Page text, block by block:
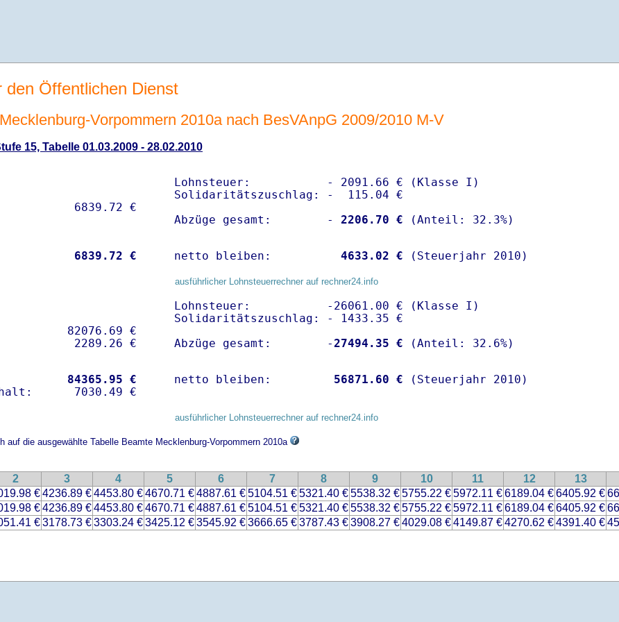
den Öffentlichen Dienst
Vorpommern 2010a nach BesVAnpG 2009/2010 M-V
15, Tabelle 01.03.2009 - 28.02.2010
Lohnsteuer:           - 2091.66 € (Klasse I)
Solidaritätszuschlag: -  115.04 €
Abzüge gesamt:        -
2206.70 €
6839.72 € netto bleiben: 4633.02 € (Steuerjahr 2010)
ausführlicher Lohnsteuerrechner auf rechner24.info
82076.69 €
Lohnsteuer:           -26061.00 € (Klasse I)
Solidaritätszuschlag: - 1433.35 €
Abzüge gesamt:        -27494.35 €
84365.95 €
netto bleiben: 56871.60 € (Steuerjahr 2010)
ausführlicher Lohnsteuerrechner auf rechner24.info
auf die ausgewählte Tabelle Beamte Mecklenburg-Vorpommern 2010a
2 3 4 5 6 7 8 9 10 11 12
13
€4236.89 €4453.80 €4670.71 €4887.61 €5104.51 €5321.40 €5538.32 €5755.22 €5972.11 €6189.04 €6405.92 €
€4236.89 €4453.80 €4670.71 €4887.61 €5104.51 €5321.40 €5538.32 €5755.22 €5972.11 €6189.04 €6405.92 €
€3178.73 €3303.24 €3425.12 €3545.92 €3666.65 €3787.43 €3908.27 €4029.08 €4149.87 €4270.62 €4391.40 €